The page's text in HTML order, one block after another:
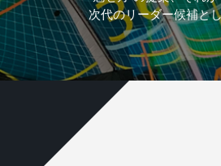
次代のリーダー候補と